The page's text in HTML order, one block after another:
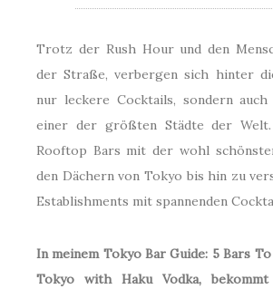
Trotz der Rush Hour und den
der Straße, verbergen sich hinter
nur leckere Cocktails, sondern
einer der größten Städte der Welt.
Rooftop Bars mit der wohl
den Dächern von Tokyo bis hin zu
Establishments mit spannenden
In meinem Tokyo Bar Guide: 5 Bars
Tokyo with Haku Vodka,